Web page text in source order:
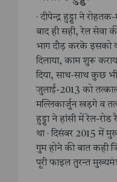
· दीपेन्द्र हुड्डा ने
बाद ही सही, रेल सेवा
भाग दौड़ करके इसको
दिलाया, काम शुरू
दिया, साथ-साथ कुछ
जुलाई-2013 को
मल्लिकार्जुन खड़गे व
हुड्डा ने हांसी में रेल-
था · दिसंबर 2015 में
गुम होने की बात कही
पूरी फाइल तुरन्त